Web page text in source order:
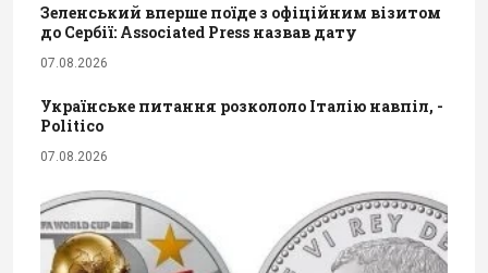
Зеленський вперше поїде з офіційним візитом
до Сербії: Associated Press назвав дату
07.08.2026
Українське питання розкололо Італію навпіл, -
Politico
07.08.2026